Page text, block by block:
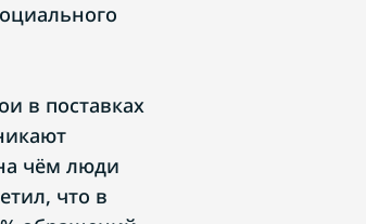
в поставках
чём люди
что в